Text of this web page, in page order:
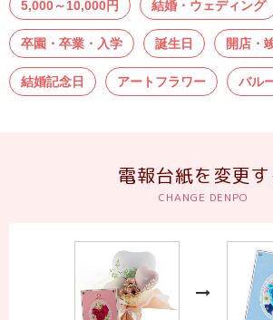
送
る
電
報-
け
5,000～10,000円 結婚・ウェディング
卒園・卒業・入学 誕生日 開店・
結婚記念日 アートフラワー バル
電報台紙を変更す